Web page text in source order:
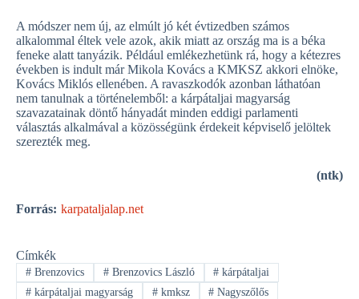
A módszer nem új, az elmúlt jó két évtizedben számos
alkalommal éltek vele azok, akik miatt az ország ma is a béka
feneke alatt tanyázik. Például emlékezhetünk rá, hogy a kétezres
években is indult már Mikola Kovács a KMKSZ akkori elnöke,
Kovács Miklós ellenében. A ravaszkodók azonban láthatóan
nem tanulnak a történelemből: a kárpátaljai magyarság
szavazatainak döntő hányadát minden eddigi parlamenti
választás alkalmával a közösségünk érdekeit képviselő jelöltek
szerezték meg.
(ntk)
Forrás: karpataljalap.net
Címkék
#Brenzovics #Brenzovics László # kárpátaljai
#kárpátaljai magyarság #kmksz # Nagyszőlős